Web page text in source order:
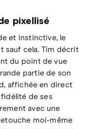
pixellisé
et instinctive, le
sauf cela. Tim décrit
du point de vue
partie de son
affichée en direct
fidélité de ses
avec une
moi-même